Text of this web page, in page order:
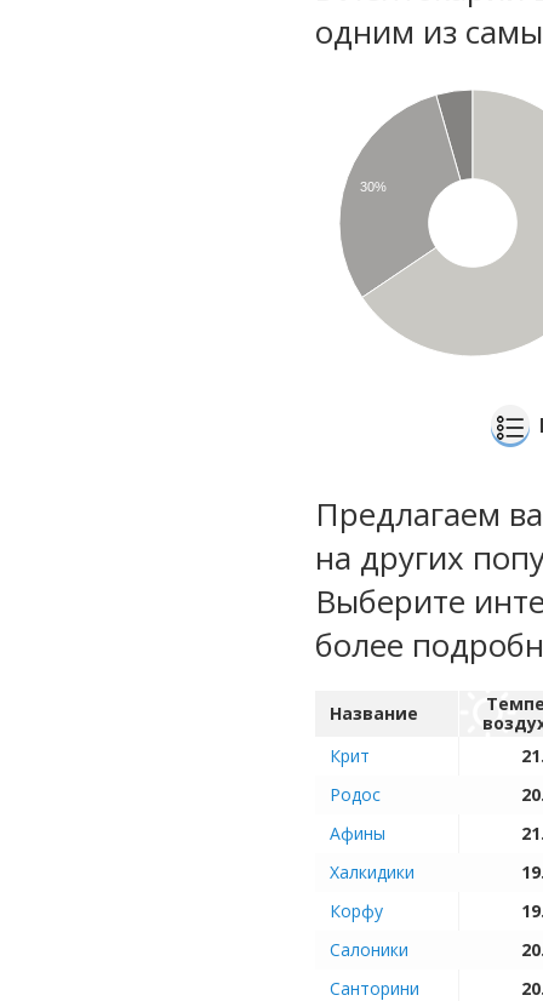
одним из
30%
Предлагаем
на других
Выберите
более
Название
Крит
Родос
Афины
Халкидики
Корфу
Салоники
Санторини